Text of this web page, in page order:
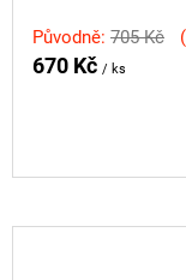
Původně: 705 Kč
670 Kč / ks